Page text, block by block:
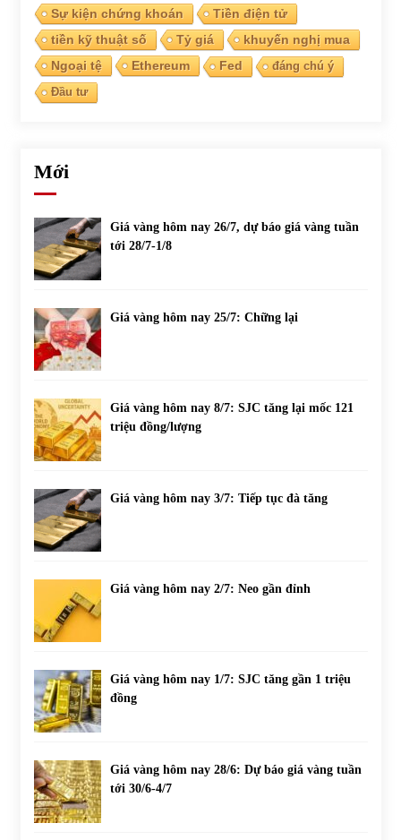
Sự kiện chứng khoán
Tiền điện tử
tiền kỹ thuật số
Tỷ giá
khuyến nghị mua
Ngoại tệ
Ethereum Fed
đáng chú ý
Đầu tư
Mới
Giá vàng hôm nay 26/7, dự báo giá vàng tuần
tới 28/7-1/8
Giá vàng hôm nay 25/7: Chững lại
Giá vàng hôm nay 8/7: SJC tăng lại mốc 121
triệu đồng/lượng
Giá vàng hôm nay 3/7: Tiếp tục đà tăng
Giá vàng hôm nay 2/7: Neo gần đỉnh
Giá vàng hôm nay 1/7: SJC tăng gần 1 triệu
đồng
Giá vàng hôm nay 28/6: Dự báo giá vàng tuần
tới 30/6-4/7